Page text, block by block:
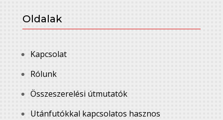
Oldalak
Kapcsolat
Rólunk
Összeszerelési útmutatók
Utánfutókkal kapcsolatos hasznos